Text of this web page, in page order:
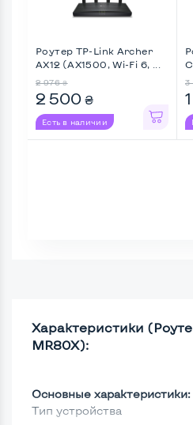
Роутер TP-Link Archer
AX12 (AX1500, Wi-Fi 6, ...
2 976 ₴
2 500 ₴
Есть в наличии
3
Характеристики
MR80X):
Основные характеристики:
Тип устройства